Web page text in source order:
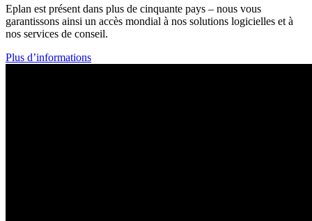
Eplan est présent dans plus de cinquante pays – nous vous
garantissons ainsi un accès mondial à nos solutions logicielles et à
nos services de conseil.
Plus d’informations